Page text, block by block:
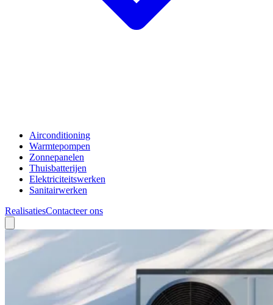
Airconditioning
Warmtepompen
Zonnepanelen
Thuisbatterijen
Elektriciteitswerken
Sanitairwerken
RealisatiesContacteer ons